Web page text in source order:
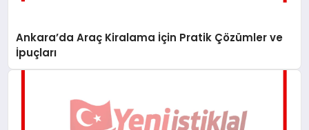
Ankara’da Araç Kiralama İçin Pratik Çözümler ve
İpuçları